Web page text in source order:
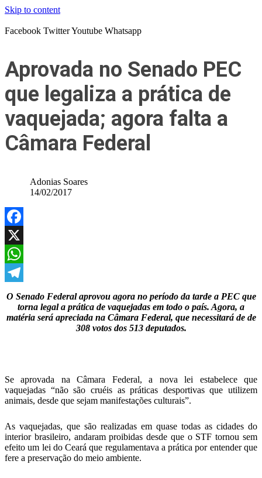
Skip to content
Facebook TwitterYoutube Whatsapp
Aprovada no Senado PEC
que legaliza a prática de
vaquejada; agora falta a
Câmara Federal
Adonias Soares
14/02/2017
Facebook
X
WhatsApp
Telegram
O Senado Federal aprovou agora no período da tarde a PEC que
torna legal a prática de vaquejadas em todo o país. Agora, a
matéria será apreciada na Câmara Federal, que necessitará de de
308 votos dos 513 deputados.
Se aprovada na Câmara Federal, a nova lei estabelece que
vaquejadas “não são cruéis as práticas desportivas que utilizem
animais, desde que sejam manifestações culturais”.
As vaquejadas, que são realizadas em quase todas as cidades do
interior brasileiro, andaram proibidas desde que o STF tornou sem
efeito um lei do Ceará que regulamentava a prática por entender que
fere a preservação do meio ambiente.